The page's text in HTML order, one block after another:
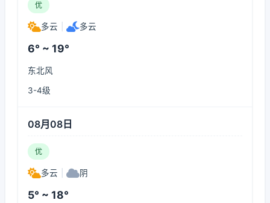
优
多云 多云
6° ~ 19°
东北风
3-4级
08月08日
优
多云 阴
5° ~ 18°